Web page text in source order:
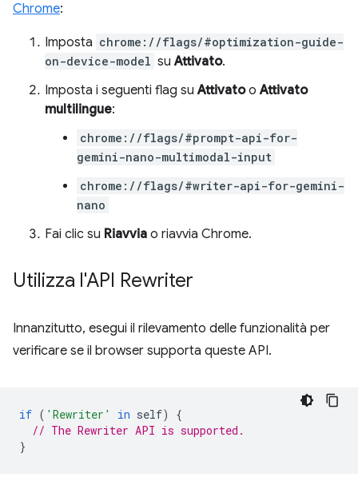
Chrome:
Imposta chrome://flags/#optimization-guide-
on-device-model suAttivato.
Imposta i seguenti flag suAttivatooAttivato
multilingue:
chrome://flags/#prompt-api-for-
gemini-nano-multimodal-input
chrome://flags/#writer-api-for-gemini-
nano
Fai clic su Riavvia o riavvia Chrome.
Utilizza l'API Rewriter
Innanzitutto, esegui il rilevamento delle funzionalità per
verificare se il browser supporta queste API.
if ( 'Rewriter' in self)
{
// The Rewriter API is supported.
}